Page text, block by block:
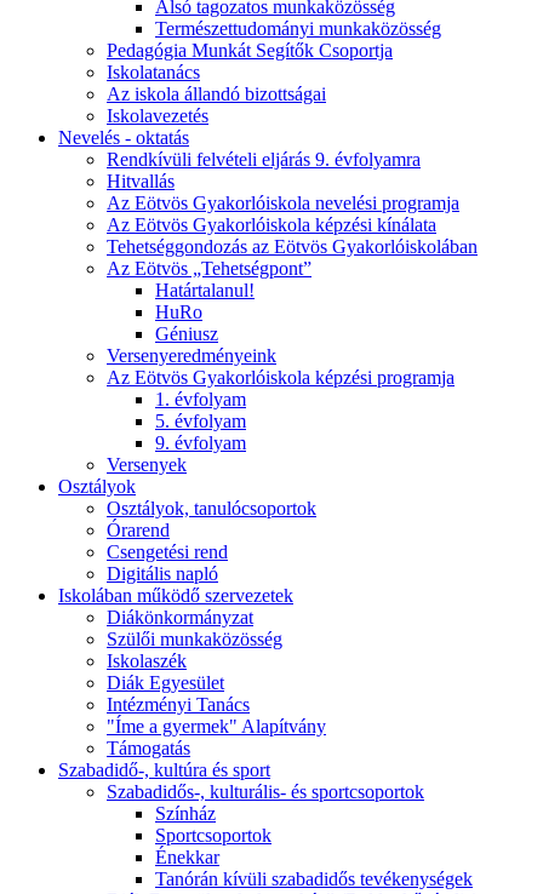
Alsó tagozatos munkaközösség
Természettudományi munkaközösség
Pedagógia Munkát Segítők Csoportja
Iskolatanács
Az iskola állandó bizottságai
Iskolavezetés
Nevelés - oktatás
Rendkívüli felvételi eljárás 9. évfolyamra
Hitvallás
Az Eötvös Gyakorlóiskola nevelési programja
Az Eötvös Gyakorlóiskola képzési kínálata
Tehetséggondozás az Eötvös Gyakorlóiskolában
Az Eötvös „Tehetségpont”
Határtalanul!
HuRo
Géniusz
Versenyeredményeink
Az Eötvös Gyakorlóiskola képzési programja
1. évfolyam
5. évfolyam
9. évfolyam
Versenyek
Osztályok
Osztályok, tanulócsoportok
Órarend
Csengetési rend
Digitális napló
Iskolában működő szervezetek
Diákönkormányzat
Szülői munkaközösség
Iskolaszék
Diák Egyesület
Intézményi Tanács
"Íme a gyermek" Alapítvány
Támogatás
Szabadidő-, kultúra és sport
Szabadidős-, kulturális- és sportcsoportok
Színház
Sportcsoportok
Énekkar
Tanórán kívüli szabadidős tevékenységek